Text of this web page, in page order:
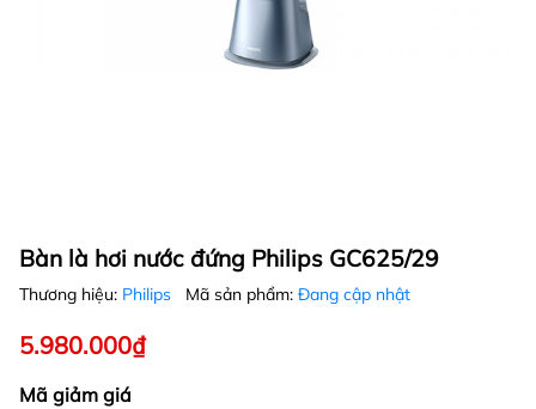
Bàn là hơi nước đứng Philips GC625/29
Thương hiệu: Philips Mã sản phẩm: Đang cập nhật
5.980.000₫
Mã giảm giá